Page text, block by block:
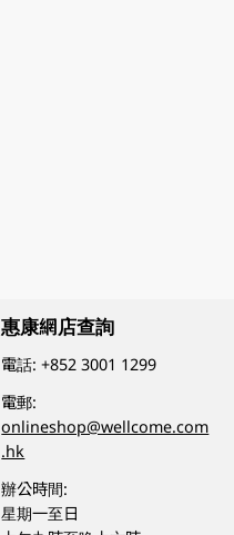
惠康網店查詢
電話:+852 3001 1299
電郵:
onlineshop@wellcome.com
.hk
辦公時間:
星期一至日